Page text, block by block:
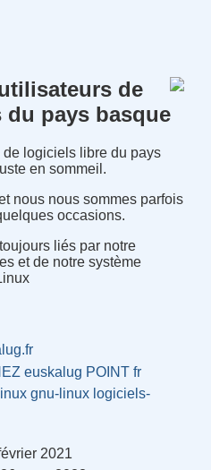
de
pays basque
logiciels libre du pays
en sommeil.
nous nous sommes parfois
occasions.
liés par notre
et de notre système
euskalug POINT fr
linux gnu-linux logiciels-
2021